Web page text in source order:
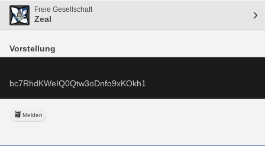
Freie Gesellschaft
Zeal
Vorstellung
bc7RhdKWeIQ0Qtw3oDnfo9xKOkh1
Melden